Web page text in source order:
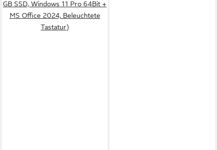
GB SSD, Windows 11 Pro 64Bit +
MS Office 2024, Beleuchtete
Tastatur)